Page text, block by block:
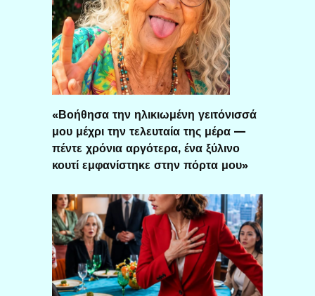
«Βοήθησα την ηλικιωμένη γειτόνισσά
μου μέχρι την τελευταία της μέρα —
πέντε χρόνια αργότερα, ένα ξύλινο
κουτί εμφανίστηκε στην πόρτα μου»